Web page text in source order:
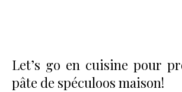
Let’s go en cuisine pour
pâte de spéculoos maison!